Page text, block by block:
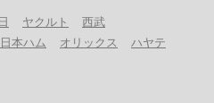
ヤクルト
西武
日本ハム オリックス
ハヤテ